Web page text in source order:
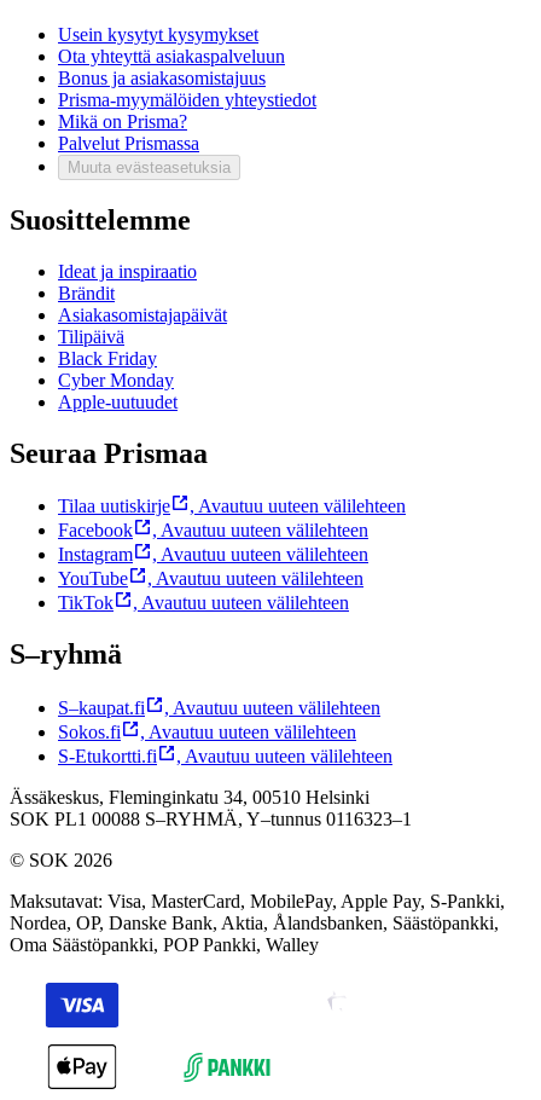
Usein kysytyt kysymykset
Ota yhteyttä asiakaspalveluun
Bonus ja asiakasomistajuus
Prisma-myymälöiden yhteystiedot
Mikä on Prisma?
Palvelut Prismassa
Muuta evästeasetuksia
Suosittelemme
Ideat ja inspiraatio
Brändit
Asiakasomistajapäivät
Tilipäivä
Black Friday
Cyber Monday
Apple-uutuudet
Seuraa Prismaa
Tilaa uutiskirje , Avautuu uuteen välilehteen
Facebook
, Avautuu uuteen välilehteen
Instagram
, Avautuu uuteen välilehteen
YouTube
, Avautuu uuteen välilehteen
TikTok
, Avautuu uuteen välilehteen
S–ryhmä
S–kaupat.fi , Avautuu uuteen välilehteen
Sokos.fi
, Avautuu uuteen välilehteen
S-Etukortti.fi
, Avautuu uuteen välilehteen
Ässäkeskus, Fleminginkatu 34, 00510 Helsinki
SOK PL1 00088 S–RYHMÄ, Y–tunnus 0116323–1
© SOK 2026
Maksutavat: Visa, MasterCard, MobilePay, Apple Pay, S-Pankki,
Nordea, OP, Danske Bank, Aktia, Ålandsbanken, Säästöpankki,
Oma Säästöpankki, POP Pankki, Walley